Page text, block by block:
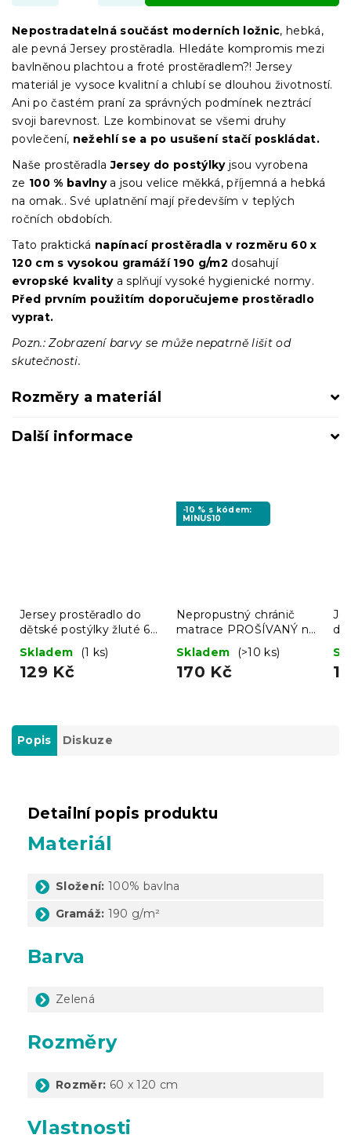
Nepostradatelná součást moderních ložnic, hebká,
ale pevná Jersey prostěradla. Hledáte kompromis mezi
bavlněnou plachtou a froté prostěradlem?! Jersey
materiál je vysoce kvalitní a chlubí se dlouhou životností.
Ani po častém praní za správných podmínek neztrácí
svoji barevnost. Lze kombinovat se všemi druhy
povlečení, nežehlí se a po usušení stačí poskládat.
Naše prostěradla Jerseydo postýlkyjsou vyrobena
ze 100 % bavlny a jsou velice měkká, příjemná a hebká
na omak.. Své uplatnění mají především v teplých
ročních obdobích.
Tato praktická napínací prostěradla v rozměru 60 x
120 cm s vysokou gramáží 190 g/m2 dosahují
evropské kvalitya splňují vysoké hygienické normy.
Před prvním použitím doporučujeme prostěradlo
vyprat.
Pozn.: Zobrazení barvy se může nepatrně lišit od
skutečnosti.
Rozměry a materiál
Další informace
Jersey prostěradlo do
dětské postýlky žluté 60
x 120 cm
Skladem (1 ks)
129 Kč
-10 % s kódem:
MINUS10
Nepropustný chránič
matrace PROŠÍVANÝ na
postýlku 60 x 120 cm
Skladem (>10 ks)
170 Kč
Popis Diskuze
Detailní popis produktu
Materiál
Složení: 100% bavlna
Gramáž: 190 g/m²
Barva
Zelená
Rozměry
Rozměr: 60 x 120 cm
Vlastnosti